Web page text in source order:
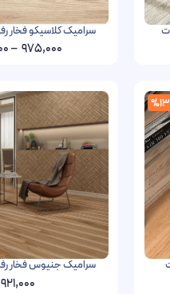
سرامیک کلاسیکو فخار رفسنجان 20 در
975,000
–
%13
سرامیک جنیوس فخار رفسنجان 20 در
921,000